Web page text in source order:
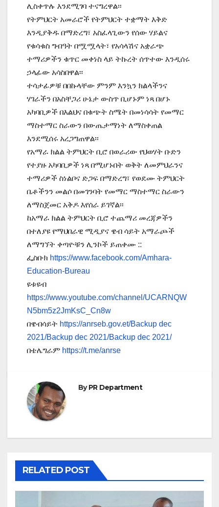
ሊስቀጥሉ እንደሚገባ ተናግረዋል፡፡
የትምህርት አመራሮች የትምህርት ተቋማት እቅድ
እንዲያቅዱ በማድረግ፣ አስፈላጊውን የሰው ሃይልና
የቁሳቁስ ግብዓት በሟሟላት፣ የአሳላሽና አቋራጭ
ተማሪዎችን ቁጥር መቀነስ ላይ ትኩረት ሰጥተው እንዲሰሩ
ኃላፊው አሳስበዋል፡፡
ተሳታፊዎቹ በበኩላቸው ምንም እንኳን ክልላችንና
ሃገራችን በአስቸጋሪ ሁኔታ ውስጥ ቢሆኑም ነጻ በሆኑ
አካባቢዎች በእልህና በቁጭት ስሜት በመነሳሳት የመማር
ማስተማር ስራውን በውጤታማነት ለማስቀጠል
እንደሚሰሩ አረጋግጠዋል፡፡
የአማራ ክልል ትምህርት ቢሮ በወራሪው የህወሃት ቡድን
የተያዙ አካባቢዎች ነጻ በሚሆኑበት ወቅት ለመምህራንና
ተማሪዎች ስነልቦና ድጋፍ በማድረግ፣ የወደሙ ትምህርት
ቤቶችንን መልሶ በመገንባት የመማር ማስተማር ስራውን
ለማስጀመር አቅዶ እየሰራ ይገኛል፡፡
ከአማራ ክልል ትምህርት ቢሮ ተጨማሪ መረጃዎችን
በተለያዩ የማህበራዊ ሚዲያና ዌብ ሳይት አማራጮች
ለማግኘት ቀጣዮቹን ሊንኮች ይጠቀሙ ::
ፌስቡክ https://www.facebook.com/Amhara-
Education-Bureau
ዩቱዩብ
https://www.youtube.com/channel/UCARNQW
N5bm5z2JmKsC_Cn8w
በዌብሳይት https://anrseb.gov.et/Backup dec
2021/Backup dec 2021/Backup dec 2021/
በቴሌግራም https://t.me/anrse
ByPR Department
RELATED POST